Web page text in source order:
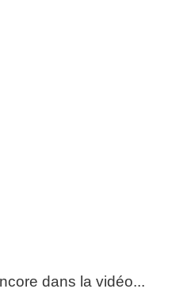
dans la vidéo...